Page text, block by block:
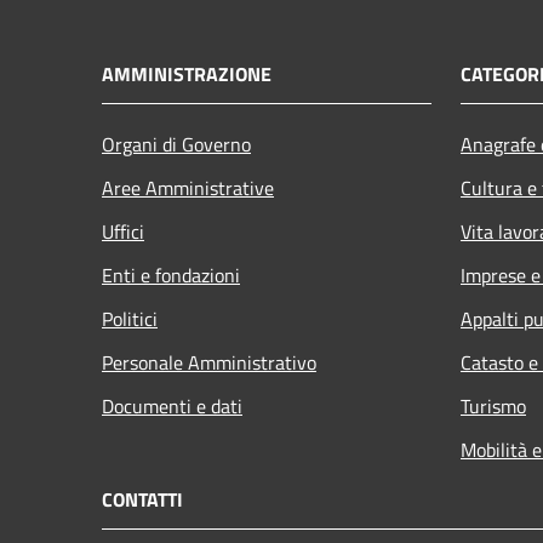
AMMINISTRAZIONE
Organi di Governo
Aree Amministrative
Uffici
Enti e fondazioni
Politici
Personale Amministrativo
Documenti e dati
Cultura
Vita
Imprese
Appalti
Catasto
Turismo
Mobilità
CONTATTI